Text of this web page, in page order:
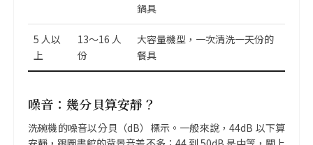
鍋具
5 人以
上
13～16 人
份
大容量機型，一次清洗一天份的
餐具
噪音：幾分貝算安靜？
洗碗機的噪音以分貝（dB）標示。一般來說，44dB 以下算